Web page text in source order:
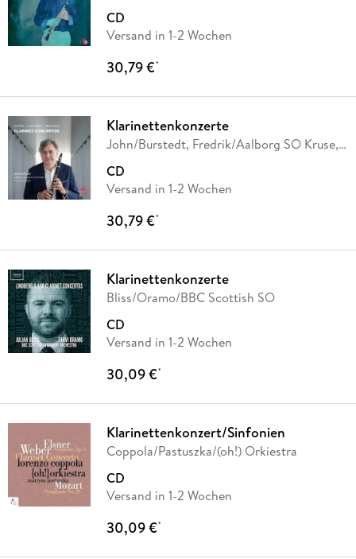
CD
Versand in 1-2 Wochen
30,79 €*
Klarinettenkonzerte
John/Burstedt, Fredrik/Aalborg SO Kruse,…
CD
Versand in 1-2 Wochen
30,79 €*
Klarinettenkonzerte
Bliss/Oramo/BBC Scottish SO
CD
Versand in 1-2 Wochen
30,09 €*
Klarinettenkonzert/Sinfonien
Coppola/Pastuszka/(oh!) Orkiestra
CD
Versand in 1-2 Wochen
30,09 €*